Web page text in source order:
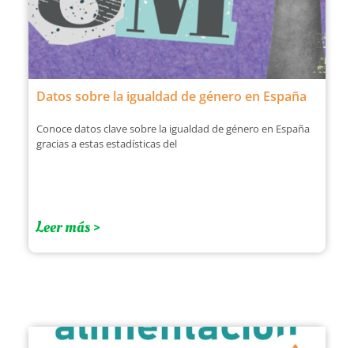
Datos sobre la igualdad de género en España
Conoce datos clave sobre la igualdad de género en España
gracias a estas estadísticas del
Leer más >